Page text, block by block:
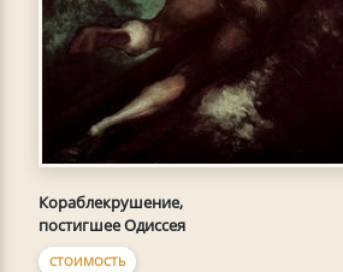
Кораблекрушение,
постигшее Одиссея
СТОИМОСТЬ